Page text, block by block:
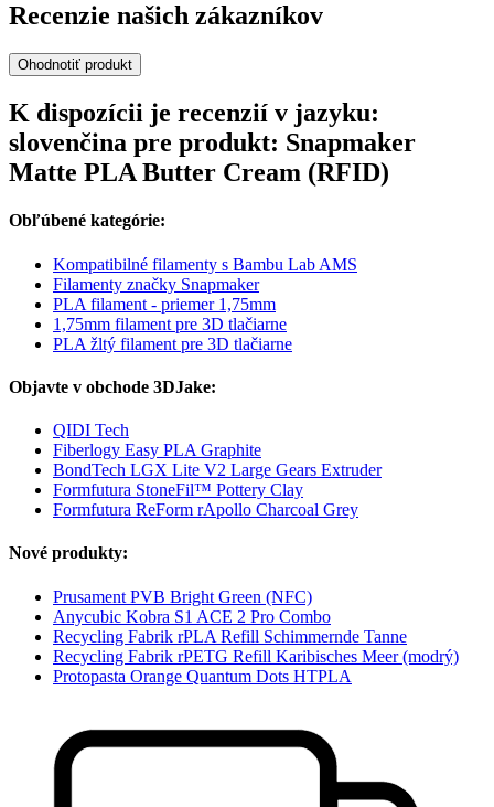
Recenzie našich zákazníkov
Ohodnotiť produkt
K dispozícii je recenzií v jazyku:
slovenčina pre produkt: Snapmaker
Matte PLA Butter Cream (RFID)
Obľúbené kategórie:
Kompatibilné filamenty s Bambu Lab AMS
Filamenty značky Snapmaker
PLA filament - priemer 1,75mm
1,75mm filament pre 3D tlačiarne
PLA žltý filament pre 3D tlačiarne
Objavte v obchode 3DJake:
QIDI Tech
Fiberlogy Easy PLA Graphite
BondTech LGX Lite V2 Large Gears Extruder
Formfutura StoneFil™ Pottery Clay
Formfutura ReForm rApollo Charcoal Grey
Nové produkty:
Prusament PVB Bright Green (NFC)
Anycubic Kobra S1 ACE 2 Pro Combo
Recycling Fabrik rPLA Refill Schimmernde Tanne
Recycling Fabrik rPETG Refill Karibisches Meer (modrý)
Protopasta Orange Quantum Dots HTPLA